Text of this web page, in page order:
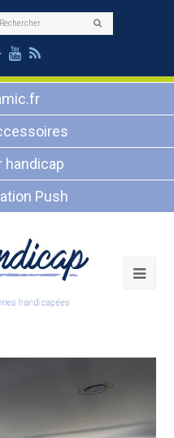
Google
Plus
Youtube
RSS
handicap
Push